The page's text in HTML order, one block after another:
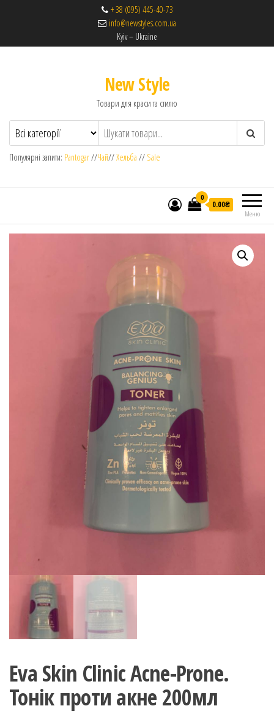
+ 38 (095) 445-40-73
info@newstyles.com.ua
Kyiv – Ukraine
New Style
Товари для краси та стилю
Популярні запити: Pantogar//Чай//Хельба // Sale
Меню
0
0.00₴
Eva Skin Clinic Acne-Prone.
Тонік проти акне 200мл